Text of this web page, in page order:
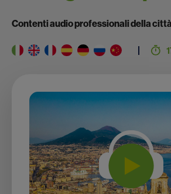
Contenti audio professionali della